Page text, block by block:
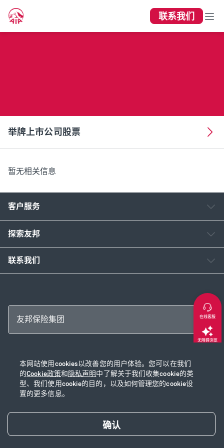
联系我们
举牌上市公司股票
举牌上市公司股票
暂无相关信息
本网站使用cookies以改善您的用户体验。您可以在我们
的Cookie政策和隐私声明中了解关于我们收集cookie的类
型、我们使用cookie的目的，以及如何管理您的cookie设
置的更多信息。
确认
客户服务
探索友邦
联系我们
友邦保险集团
网站使用说明| 隐私声明 | Cookie政策 |沪ICP备2020028590号-1|沪公网安
备31010102003115号|本网站已支持IPv6
在线客服
无障碍浏览